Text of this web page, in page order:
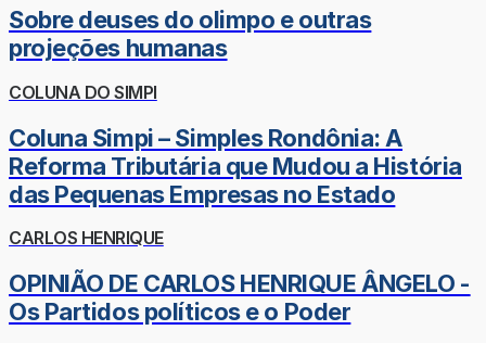
Sobre deuses do olimpo e outras
projeções humanas
COLUNA DO SIMPI
Coluna Simpi – Simples Rondônia: A
Reforma Tributária que Mudou a História
das Pequenas Empresas no Estado
CARLOS HENRIQUE
OPINIÃO DE CARLOS HENRIQUE ÂNGELO -
Os Partidos políticos e o Poder